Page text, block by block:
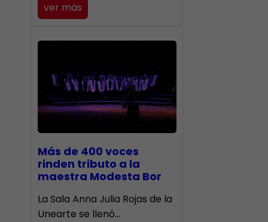
ver más
Más de 400 voces
rinden tributo a la
maestra Modesta Bor
​La Sala Anna Julia Rojas de la
Unearte se llenó…